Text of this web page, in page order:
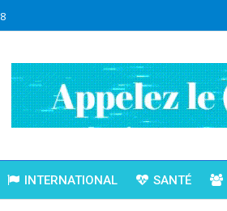
INTERNATIONAL SANTÉ